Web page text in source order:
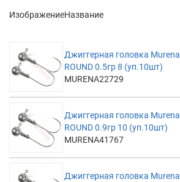
ИзображениеНазвание
Джиггерная головка Murena
ROUND 0.5гр 8 (уп.10шт)
MURENA22729
Джиггерная головка Murena
ROUND 0.9гр 10 (уп.10шт)
MURENA41767
Джиггерная головка Murena